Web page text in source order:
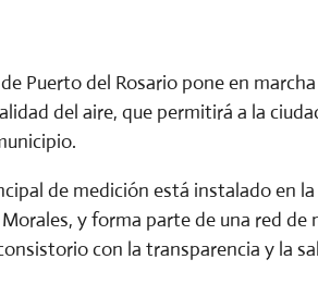
Puerto del Rosario pone en
del aire, que permitirá a la
de medición está instalado en
y forma parte de una red
con la transparencia y la